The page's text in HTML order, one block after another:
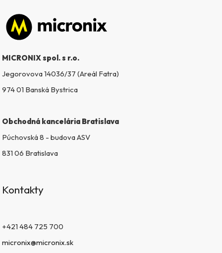
Zápätie
MICRONIX spol. s r.o.
Jegorovova 14036/37 (Areál Fatra)
974 01 Banská Bystrica
Obchodná kancelária Bratislava
Púchovská 8 - budova ASV
831 06 Bratislava
Kontakty
+421 484 725 700
micronix@micronix.sk